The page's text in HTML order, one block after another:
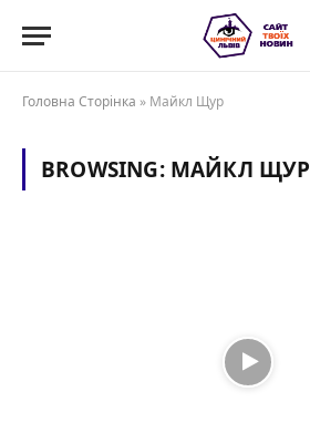
Головна Сторінка » Майкл Щур
BROWSING: МАЙКЛ ЩУР